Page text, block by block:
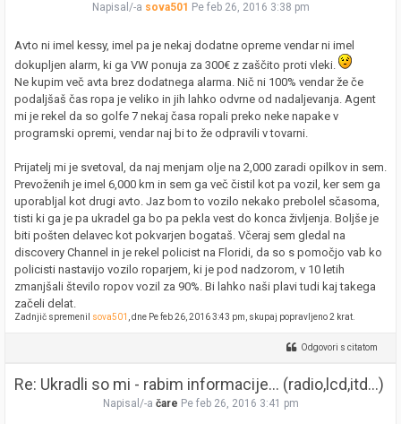
Napisal/-a sova501 Pe feb 26, 2016 3:38 pm
Avto ni imel kessy, imel pa je nekaj dodatne opreme vendar ni imel
dokupljen alarm, ki ga VW ponuja za 300€ z zaščito proti vleki.
Ne kupim več avta brez dodatnega alarma. Nič ni 100% vendar že če
podaljšaš čas ropa je veliko in jih lahko odvrne od nadaljevanja. Agent
mi je rekel da so golfe 7 nekaj časa ropali preko neke napake v
programski opremi, vendar naj bi to že odpravili v tovarni.
Prijatelj mi je svetoval, da naj menjam olje na 2,000 zaradi opilkov in sem.
Prevoženih je imel 6,000 km in sem ga več čistil kot pa vozil, ker sem ga
uporabljal kot drugi avto. Jaz bom to vozilo nekako prebolel sčasoma,
tisti ki ga je pa ukradel ga bo pa pekla vest do konca življenja. Boljše je
biti pošten delavec kot pokvarjen bogataš. Včeraj sem gledal na
discovery Channel in je rekel policist na Floridi, da so s pomočjo vab ko
policisti nastavijo vozilo roparjem, ki je pod nadzorom, v 10 letih
zmanjšali število ropov vozil za 90%. Bi lahko naši plavi tudi kaj takega
začeli delat.
Zadnjič spremenil sova501 , dne Pe feb 26, 2016 3:43 pm, skupaj popravljeno 2 krat.
Odgovori s citatom
Re: Ukradli so mi - rabim informacije... (radio,lcd,itd...)
Napisal/-a čare Pe feb 26, 2016 3:41 pm